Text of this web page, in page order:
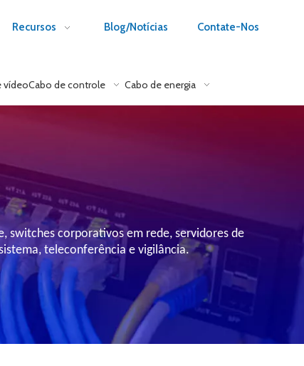
Recursos Blog/Notícias Contate-Nos
vídeoCabo de controle Cabo de energia
switches corporativos em rede, servidores de
teleconferência e vigilância.